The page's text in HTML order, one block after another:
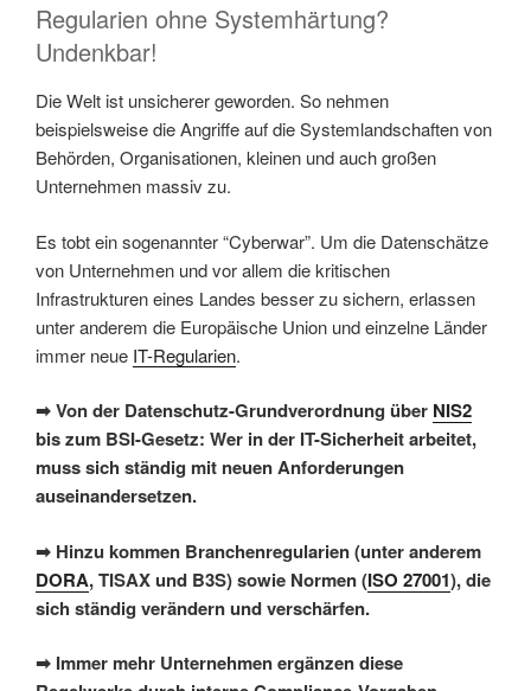
Regularien ohne Systemhärtung?
Undenkbar!
Die Welt ist unsicherer geworden. So nehmen
beispielsweise die Angriffe auf die Systemlandschaften von
Behörden, Organisationen, kleinen und auch großen
Unternehmen massiv zu.
Es tobt ein sogenannter “Cyberwar”. Um die Datenschätze
von Unternehmen und vor allem die kritischen
Infrastrukturen eines Landes besser zu sichern, erlassen
unter anderem die Europäische Union und einzelne Länder
immer neue IT-Regularien.
➡ Von der Datenschutz-Grundverordnung über NIS2
bis zum BSI-Gesetz: Wer in der IT-Sicherheit arbeitet,
muss sich ständig mit neuen Anforderungen
auseinandersetzen.
➡ Hinzu kommen Branchenregularien (unter anderem
DORA, TISAX und B3S) sowie Normen (ISO 27001), die
sich ständig verändern und verschärfen.
➡ Immer mehr Unternehmen ergänzen diese